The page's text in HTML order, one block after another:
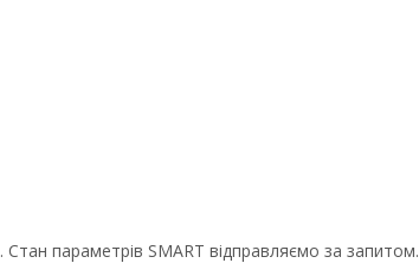
параметрів SMART відправляємо за запитом.